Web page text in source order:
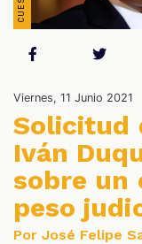
Viernes, 11 Junio 2021
Solicitud
Iván
sobre un
peso
Por José Felipe